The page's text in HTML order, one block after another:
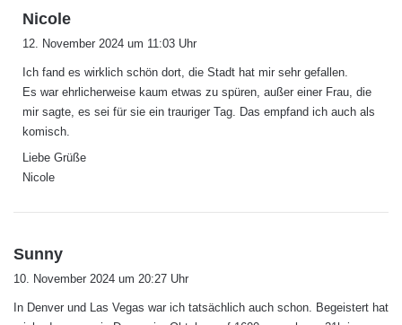
Nicole
t
:
12. November 2024 um 11:03 Uhr
Ich fand es wirklich schön dort, die Stadt hat mir sehr gefallen.
Es war ehrlicherweise kaum etwas zu spüren, außer einer Frau, die
mir sagte, es sei für sie ein trauriger Tag. Das empfand ich auch als
komisch.
Liebe Grüße
Nicole
Sunny
10. November 2024 um 20:27 Uhr
In Denver und Las Vegas war ich tatsächlich auch schon. Begeistert hat